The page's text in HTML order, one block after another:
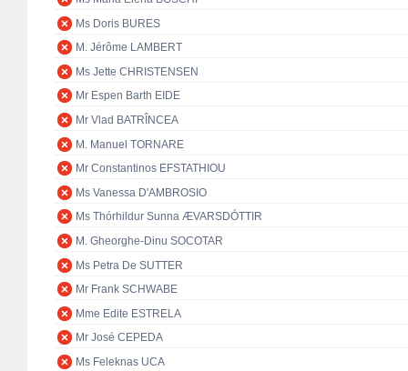
Ms Doris BURES
M. Jérôme LAMBERT
Ms Jette CHRISTENSEN
Mr Espen Barth EIDE
Mr Vlad BATRÎNCEA
M. Manuel TORNARE
Mr Constantinos EFSTATHIOU
Ms Vanessa D'AMBROSIO
Ms Thórhildur Sunna ÆVARSDÓTTIR
M. Gheorghe-Dinu SOCOTAR
Ms Petra De SUTTER
Mr Frank SCHWABE
Mme Edite ESTRELA
Mr José CEPEDA
Ms Feleknas UCA